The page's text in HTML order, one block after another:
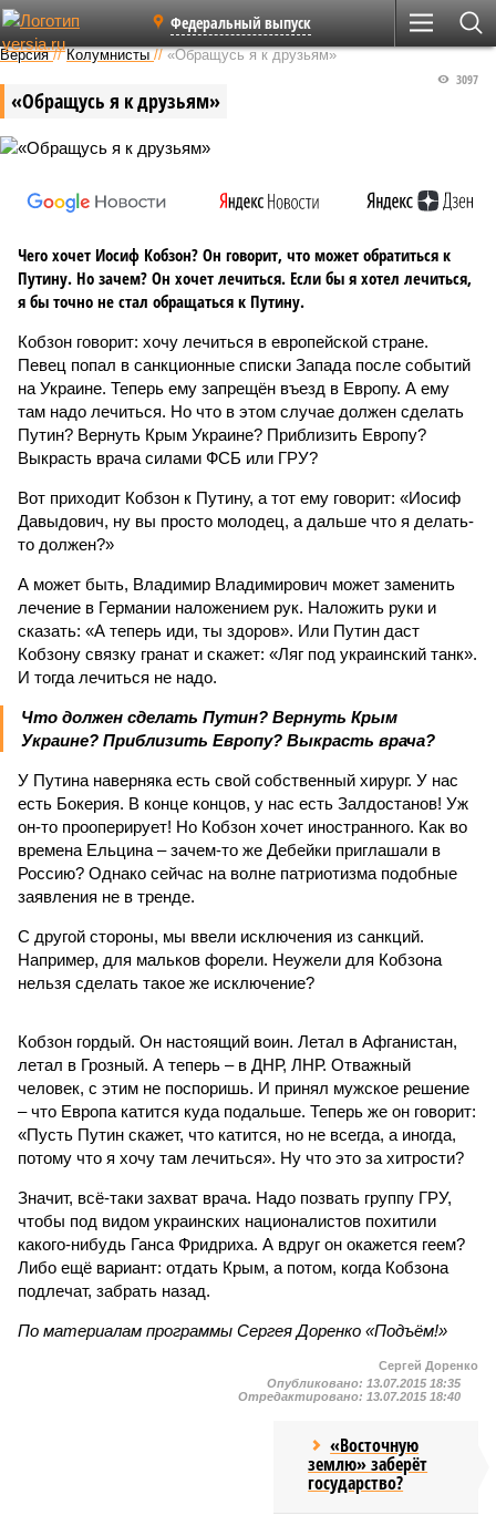
Федеральный выпуск
Версия //Колумнисты //«Обращусь я к друзьям»
«Обращусь я к друзьям»
3097
Чего хочет Иосиф Кобзон? Он говорит, что может обратиться к
Путину. Но зачем? Он хочет лечиться. Если бы я хотел лечиться,
я бы точно не стал обращаться к Путину.
Кобзон говорит: хочу лечиться в европейской стране.
Певец попал в санкционные списки Запада после событий
на Украине. Теперь ему запрещён въезд в Европу. А ему
там надо лечиться. Но что в этом случае должен сделать
Путин? Вернуть Крым Украине? Приблизить Европу?
Выкрасть врача силами ФСБ или ГРУ?
Вот приходит Кобзон к Путину, а тот ему говорит: «Иосиф
Давыдович, ну вы просто молодец, а дальше что я делать-
то должен?»
А может быть, Владимир Владимирович может заменить
лечение в Германии наложением рук. Наложить руки и
сказать: «А теперь иди, ты здоров». Или Путин даст
Кобзону связку гранат и скажет: «Ляг под украинский танк».
И тогда лечиться не надо.
Что должен сделать Путин? Вернуть Крым
Украине? Приблизить Европу? Выкрасть врача?
У Путина наверняка есть свой собственный хирург. У нас
есть Бокерия. В конце концов, у нас есть Залдостанов! Уж
он-то прооперирует! Но Кобзон хочет иностранного. Как во
времена Ельцина – зачем-то же Дебейки приглашали в
Россию? Однако сейчас на волне патриотизма подобные
заявления не в тренде.
С другой стороны, мы ввели исключения из санкций.
Например, для мальков форели. Неужели для Кобзона
нельзя сделать такое же исключение?
Кобзон гордый. Он настоящий воин. Летал в Афганистан,
летал в Грозный. А теперь – в ДНР, ЛНР. Отважный
человек, с этим не поспоришь. И принял мужское решение
– что Европа катится куда подальше. Теперь же он говорит:
«Пусть Путин скажет, что катится, но не всегда, а иногда,
потому что я хочу там лечиться». Ну что это за хитрости?
Значит, всё-таки захват врача. Надо позвать группу ГРУ,
чтобы под видом украинских националистов похитили
какого-нибудь Ганса Фридриха. А вдруг он окажется геем?
Либо ещё вариант: отдать Крым, а потом, когда Кобзона
подлечат, забрать назад.
По материалам программы Сергея Доренко «Подъём!»
Сергей Доренко
Опубликовано: 13.07.2015 18:35
Отредактировано: 13.07.2015 18:40
«Восточную
землю» заберёт
государство?